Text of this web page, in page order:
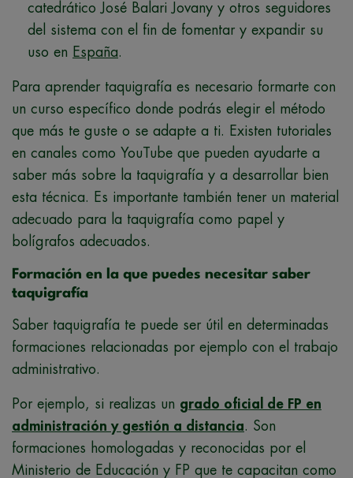
catedrático
José Balari Jovany y otros seguidores
del sistema con el fin de fomentar y expandir su
uso en España.
Para aprender taquigrafía es necesario formarte con
un curso específico donde podrás elegir el método
que más te guste o se adapte a ti. Existen tutoriales
en canales como YouTube que pueden ayudarte a
saber más sobre la taquigrafía y a desarrollar bien
esta técnica. Es importante también tener un material
adecuado para la taquigrafía como papel y
bolígrafos adecuados.
Formación en la que puedes necesitar saber
taquigrafía
Saber taquigrafía te puede ser útil en determinadas
formaciones relacionadas por ejemplo con el trabajo
administrativo.
Por ejemplo, si realizas un grado oficial de FP en
administración y gestión a distancia. Son
formaciones homologadas y reconocidas por el
Ministerio de Educación y FP que te capacitan como